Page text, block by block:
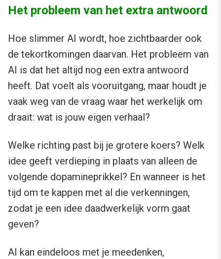
Het probleem van het extra antwoord
Hoe slimmer AI wordt, hoe zichtbaarder ook
de tekortkomingen daarvan. Het probleem van
AI is dat het altijd nog een extra antwoord
heeft. Dat voelt als vooruitgang, maar houdt je
vaak weg van de vraag waar het werkelijk om
draait: wat is jouw eigen verhaal?
Welke richting past bij je grotere koers? Welk
idee geeft verdieping in plaats van alleen de
volgende dopamineprikkel? En wanneer is het
tijd om te kappen met al die verkenningen,
zodat je een idee daadwerkelijk vorm gaat
geven?
AI kan eindeloos met je meedenken,